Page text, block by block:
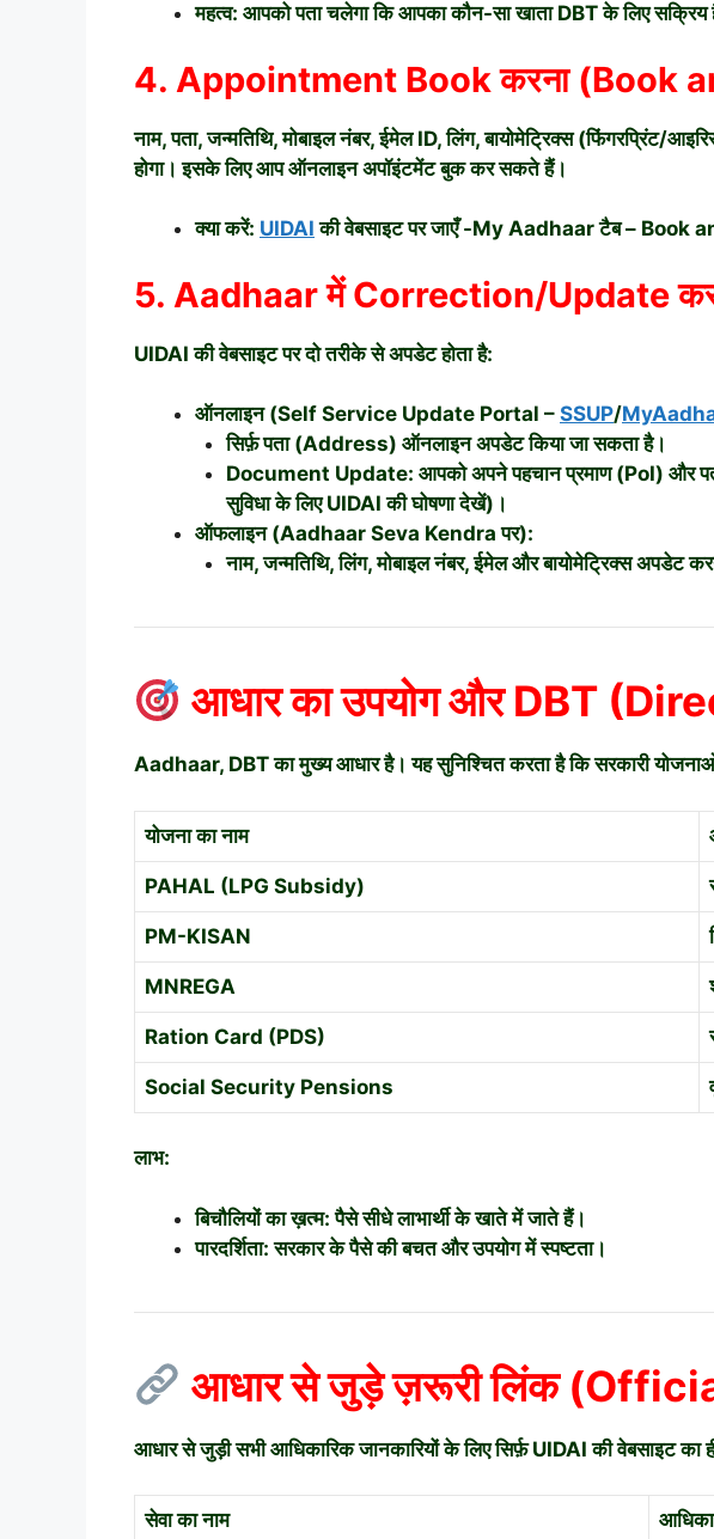
महत्व: आपको पता चलेगा कि आपका कौन-सा खाता DBT के लिए
4. Appointment Book करना (Book
नाम, पता, जन्मतिथि, मोबाइल नंबर, ईमेल ID, लिंग, बायोमेट्रिक्स
होगा। इसके लिए आप ऑनलाइन अपॉइंटमेंट बुक कर सकते हैं।
क्या करें: UIDAI की वेबसाइट पर जाएँ -My Aadhaar टैब –
5. Aadhaar में Correction/Update
UIDAI की वेबसाइट पर दो तरीके से अपडेट होता है:
ऑनलाइन (Self Service Update Portal – SSUP/
सिर्फ़ पता (Address) ऑनलाइन अपडेट किया जा सकता है।
Document Update: आपको अपने पहचान प्रमाण (PoI) और
सुविधा के लिए UIDAI की घोषणा देखें)।
ऑफलाइन (Aadhaar Seva Kendra पर):
नाम, जन्मतिथि, लिंग, मोबाइल नंबर, ईमेल और बायोमेट्रिक्स
आधार का उपयोग और DBT
Aadhaar, DBT का मुख्य आधार है। यह सुनिश्चित करता है कि सरकारी
योजना का नाम
PAHAL (LPG Subsidy)
PM-KISAN
MNREGA
Ration Card (PDS)
Social Security Pensions
लाभ:
बिचौलियों का ख़त्म: पैसे सीधे लाभार्थी के खाते में जाते हैं।
पारदर्शिता: सरकार के पैसे की बचत और उपयोग में स्पष्टता।
आधार से जुड़े ज़रूरी लिंक
आधार से जुड़ी सभी आधिकारिक जानकारियों के लिए सिर्फ़ UIDAI की वेबसाइट का
सेवा का नाम